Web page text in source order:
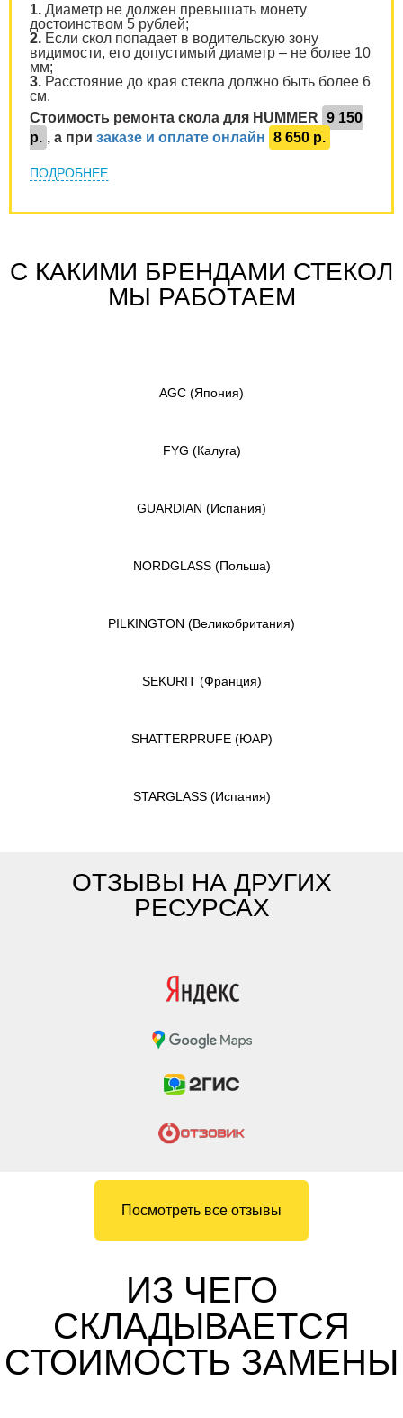
1. Диаметр не должен превышать монету
достоинством 5 рублей;
2. Если скол попадает в водительскую зону
видимости, его допустимый диаметр – не более 10
мм;
3. Расстояние до края стекла должно быть более 6
см.
Стоимость ремонта скола для HUMMER 9 150
р. , а при заказе и оплате онлайн 8 650 р.
ПОДРОБНЕЕ
С КАКИМИ БРЕНДАМИ СТЕКОЛ
МЫ РАБОТАЕМ
AGC (Япония)
FYG (Калуга)
GUARDIAN (Испания)
NORDGLASS (Польша)
PILKINGTON (Великобритания)
SEKURIT (Франция)
SHATTERPRUFE (ЮАР)
STARGLASS (Испания)
ОТЗЫВЫ НА ДРУГИХ
РЕСУРСАХ
Посмотреть все отзывы
ИЗ ЧЕГО
СКЛАДЫВАЕТСЯ
СТОИМОСТЬ ЗАМЕНЫ